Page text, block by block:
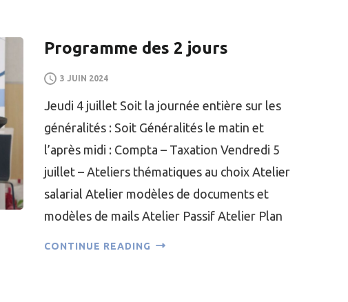
Programme des 2 jours
3 JUIN 2024
Jeudi 4 juillet Soit la journée entière sur les
généralités : Soit Généralités le matin et
l’après midi : Compta – Taxation Vendredi 5
juillet – Ateliers thématiques au choix Atelier
salarial Atelier modèles de documents et
modèles de mails Atelier Passif Atelier Plan
CONTINUE READING